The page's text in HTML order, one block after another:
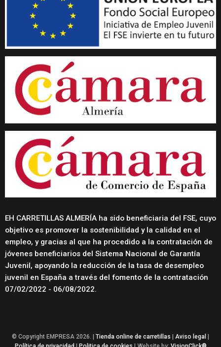
EH CARRETILLAS ALMERÍA ha sido beneficiaria del FSE, cuyo
objetivo es promover la sostenibilidad y la calidad en el
empleo, y gracias al que ha procedido a la contratación de
jóvenes beneficiarios del Sistema Nacional de Garantía
Juvenil, apoyando la reducción de la tasa de desempleo
juvenil en España a través del fomento de la contratación
07/02/2022 - 06/08/2022.
© Copyright EMPRESA 2026. | Tienda online de carretillas Aviso legal